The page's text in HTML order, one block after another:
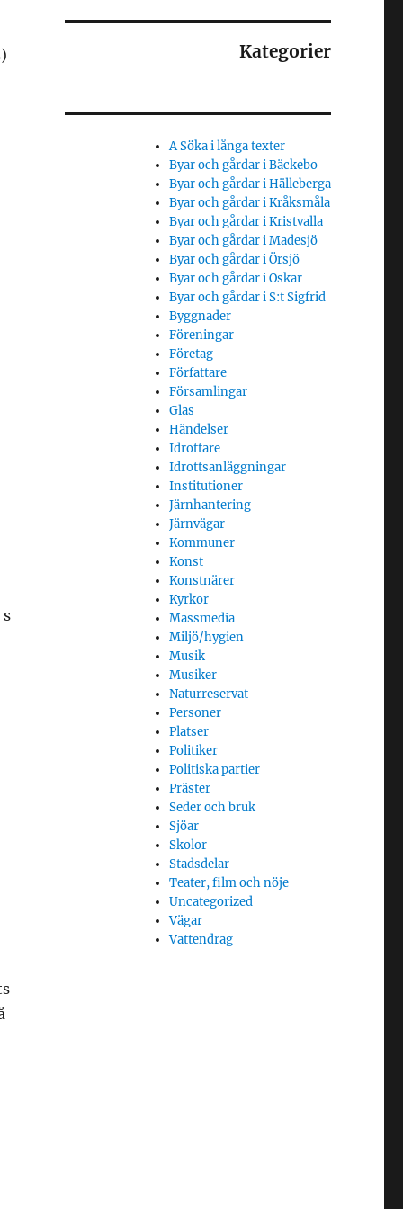
Kategorier
A Söka i långa texter
Byar och gårdar i Bäckebo
Byar och gårdar i Hälleberga
Byar och gårdar i Kråksmåla
Byar och gårdar i Kristvalla
Byar och gårdar i Madesjö
Byar och gårdar i Örsjö
Byar och gårdar i Oskar
Byar och gårdar i S:t Sigfrid
Byggnader
Föreningar
Företag
Författare
Församlingar
Glas
Händelser
Idrottare
Idrottsanläggningar
Institutioner
Järnhantering
Järnvägar
Kommuner
Konst
Konstnärer
Kyrkor
Massmedia
Miljö/hygien
Musik
Musiker
Naturreservat
Personer
Platser
Politiker
Politiska partier
Präster
Seder och bruk
Sjöar
Skolor
Stadsdelar
Teater, film och nöje
Uncategorized
Vägar
Vattendrag